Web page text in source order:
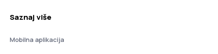
Saznaj više
Mobilna aplikacija